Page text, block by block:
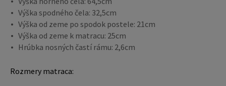
Výška spodného čela: 32,5cm
Výška od zeme po spodok postele: 21cm
Výška od zeme k matracu: 25cm
Hrúbka nosných častí rámu: 2,6cm
Rozmery matraca: